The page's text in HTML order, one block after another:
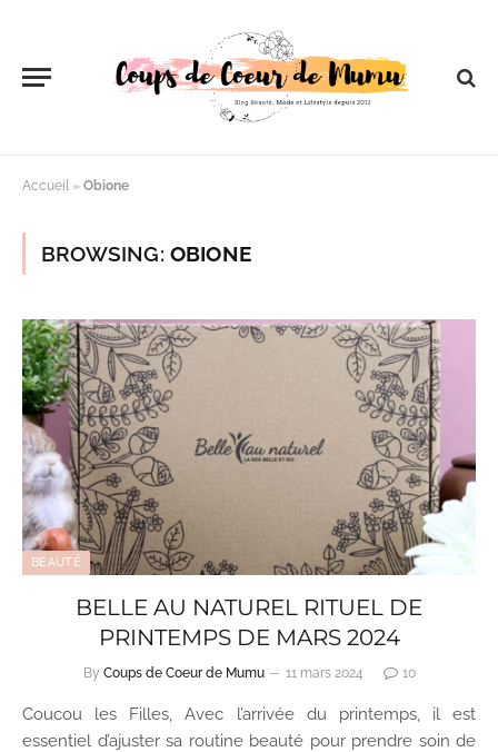
Accueil » Obione
BROWSING: OBIONE
BEAUTÉ
BELLE AU NATUREL RITUEL DE
PRINTEMPS DE MARS 2024
By Coups de Coeur de Mumu 11 mars 2024 10
Coucou les Filles, Avec l’arrivée du printemps, il est
essentiel d’ajuster sa routine beauté pour prendre soin de